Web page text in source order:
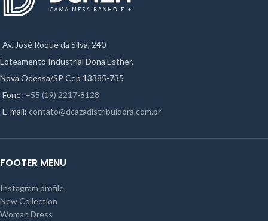
Av. José Roque da Silva, 240
Loteamento Industrial Dona Esther,
Nova Odessa/SP Cep 13385-735
Fone: +55 (19) 2217-8128
E-mail: contato@dcazadistribuidora.com.br
FOOTER MENU
Instagram profile
New Collection
Woman Dress